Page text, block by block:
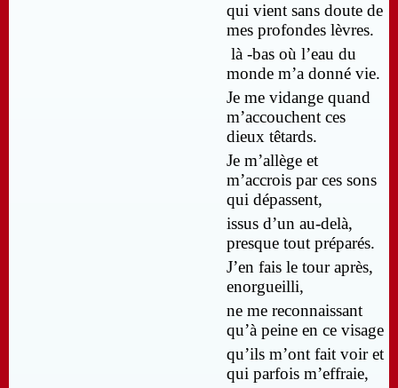
qui vient sans doute de
mes profondes lèvres.
là -bas où l’eau du
monde m’a donné vie.
Je me vidange quand
m’accouchent ces
dieux têtards.
Je m’allège et
m’accrois par ces sons
qui dépassent,
issus d’un au-delà,
presque tout préparés.
J’en fais le tour après,
enorgueilli,
ne me reconnaissant
qu’à peine en ce visage
qu’ils m’ont fait voir et
qui parfois m’effraie,